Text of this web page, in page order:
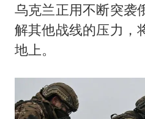
乌克兰正用不断突袭
解其他战线的压力，
地上。